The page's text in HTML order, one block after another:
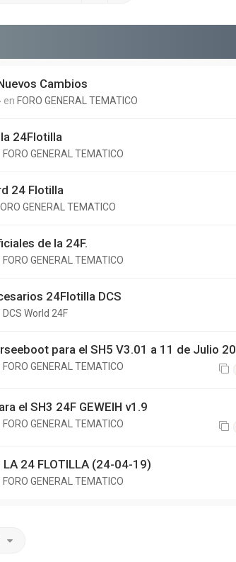
Cambios
en FORO GENERAL TEMATICO
24Flotilla
FORO GENERAL TEMATICO
24 Flotilla
GENERAL TEMATICO
de la 24F.
FORO GENERAL TEMATICO
24Flotilla DCS
DCS World 24F
para el SH5 V3.01 a 11 de Julio
FORO GENERAL TEMATICO
el SH3 24F GEWEIH v1.9
FORO GENERAL TEMATICO
LA 24 FLOTILLA (24-04-19)
FORO GENERAL TEMATICO